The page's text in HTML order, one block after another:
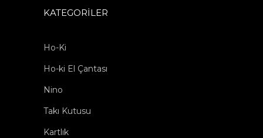
KATEGORILER
Ho-Ki
Ho-ki El Çantası
Nino
Takı Kutusu
Kartlık